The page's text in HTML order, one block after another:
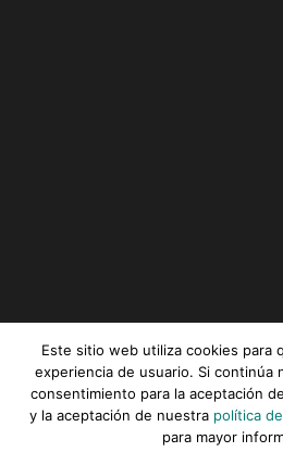
Serviz © All rights reserved |
privacidad| Política de cookies
Este sitio web utiliza cookies para
experiencia de usuario. Si continúa
consentimiento para la aceptación
y la aceptación de nuestra política
para mayor